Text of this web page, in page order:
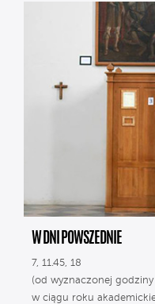
W DNI POWSZEDNIE
7, 11.45, 18
(od wyznaczonej
w ciągu roku